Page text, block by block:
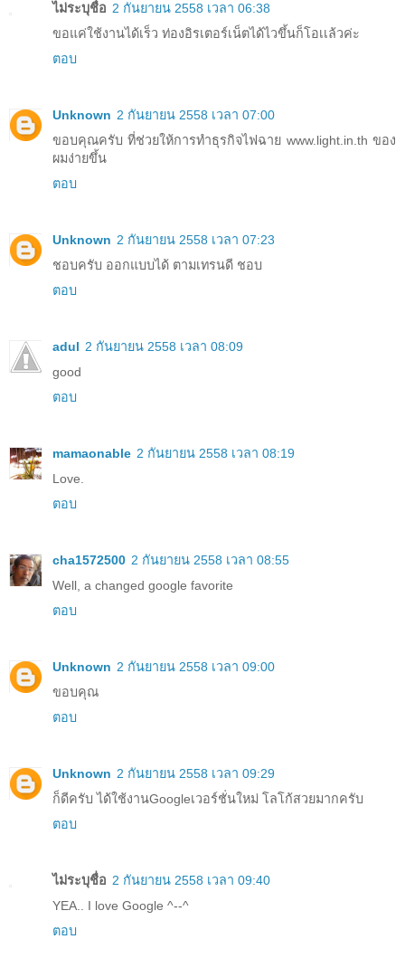
ไม่ระบุชื่อ 2 กันยายน 2558 เวลา 06:38
ขอแค่ใช้งานได้เร็ว ท่องอิรเตอร์เน็ตได้ไวขึ้นก็โอเเล้วค่ะ
ตอบ
Unknown 2 กันยายน 2558 เวลา 07:00
ขอบคุณครับ ที่ช่วยให้การทำธุรกิจไฟฉาย www.light.in.th ของ
ผมง่ายขึ้น
ตอบ
Unknown 2 กันยายน 2558 เวลา 07:23
ชอบครับ ออกแบบได้ ตามเทรนดี ชอบ
ตอบ
adul 2 กันยายน 2558 เวลา 08:09
good
ตอบ
mamaonable 2 กันยายน 2558 เวลา 08:19
Love.
ตอบ
cha1572500 2 กันยายน 2558 เวลา 08:55
Well, a changed google favorite
ตอบ
Unknown 2 กันยายน 2558 เวลา 09:00
ขอบคุณ
ตอบ
Unknown 2 กันยายน 2558 เวลา 09:29
ก็ดีครับ ได้ใช้งานGoogleเวอร์ชั่นใหม่ โลโก้สวยมากครับ
ตอบ
ไม่ระบุชื่อ 2 กันยายน 2558 เวลา 09:40
YEA.. I love Google ^--^
ตอบ